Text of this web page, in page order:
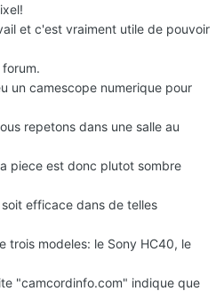
et c'est vraiment utile de pouvoir
un camescope numerique pour
repetons dans une salle au
piece est donc plutot sombre
efficace dans de telles
trois modeles: le Sony HC40, le
"camcordinfo.com" indique que